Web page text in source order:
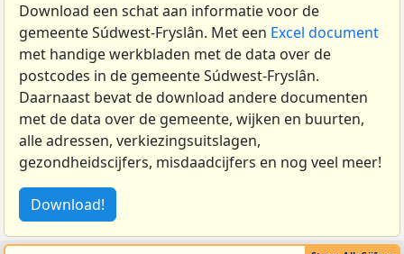
Download een schat aan informatie voor de
gemeente Súdwest-Fryslân. Met een Excel document
met handige werkbladen met de data over de
postcodes in de gemeente Súdwest-Fryslân.
Daarnaast bevat de download andere documenten
met de data over de gemeente, wijken en buurten,
alle adressen, verkiezingsuitslagen,
gezondheidscijfers, misdaadcijfers en nog veel meer!
Download!